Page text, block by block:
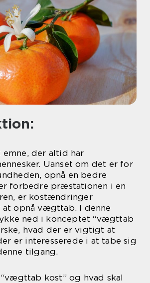
der altid har
Uanset om det er for
opnå en bedre
forbedre præstationen i en
er kostændringer
opnå vægttab. I denne
ned i konceptet “vægttab
hvad der er vigtigt at
er interesserede i at tabe sig
tilgang.
“vægttab kost” og hvad skal